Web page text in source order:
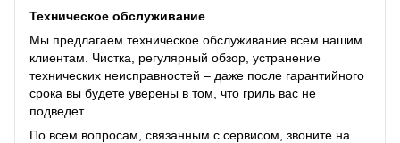
Техническое обслуживание
Мы предлагаем техническое обслуживание всем нашим
клиентам. Чистка, регулярный обзор, устранение
технических неисправностей – даже после гарантийного
срока вы будете уверены в том, что гриль вас не
подведет.
По всем вопросам, связанным с сервисом, звоните на